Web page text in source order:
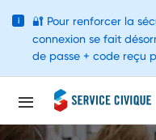
i 🔐 Pour renforcer la
connexion se fait
de passe + code reçu